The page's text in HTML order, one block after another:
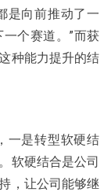
是向前推动了一
个赛道。”而获
种能力提升的结
一是转型软硬结
软硬结合是公司
，让公司能够继